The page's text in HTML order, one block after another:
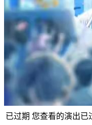
已过期 您查看的演出已